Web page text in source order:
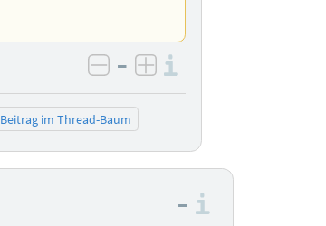
negativ bewerten
– positiv bewerten
Beitrag im Thread-Baum
–